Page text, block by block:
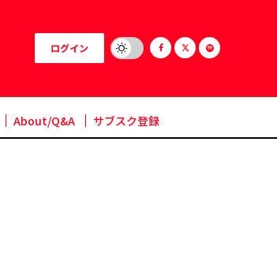
ログイン
About/Q&A サブスク登録